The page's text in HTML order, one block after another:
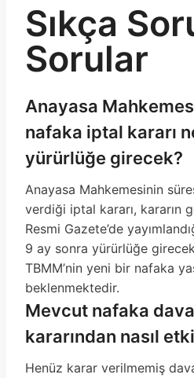
Sıkça
Sorular
Anayasa
nafaka iptal kararı
yürürlüğe girecek?
Anayasa Mahkemesinin
verdiği iptal kararı, kararın
Resmi Gazete’de
9 ay sonra yürürlüğe
TBMM’nin yeni bir nafaka
beklenmektedir.
Mevcut nafaka
kararından nasıl
Henüz karar verilmemiş